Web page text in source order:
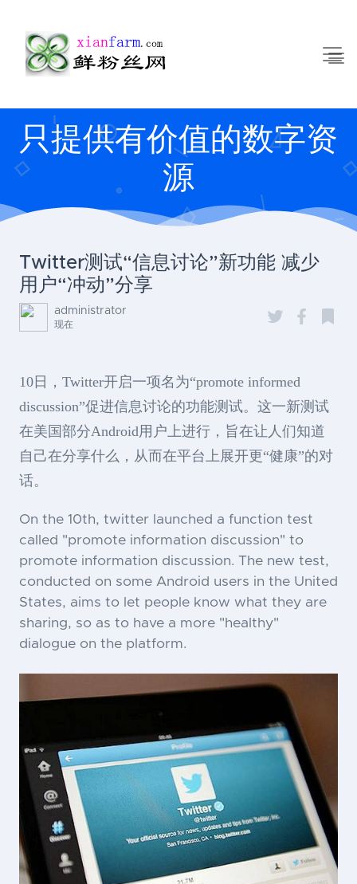
只提供有价值的数字资
源
Twitter测试“信息讨论”新功能 减少
用户“冲动”分享
administrator
现在
10日，Twitter开启一项名为“promote informed
discussion”促进信息讨论的功能测试。这一新测试
在美国部分Android用户上进行，旨在让人们知道
自己在分享什么，从而在平台上展开更“健康”的对
话。
On the 10th, twitter launched a function test
called "promote information discussion" to
promote information discussion. The new test,
conducted on some Android users in the United
States, aims to let people know what they are
sharing, so as to have a more "healthy"
dialogue on the platform.